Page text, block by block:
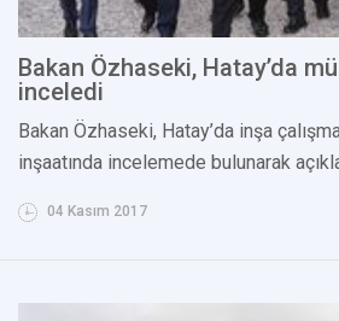
Bakan Özhaseki, Hatay’da
inceledi
Bakan Özhaseki, Hatay’da inşa
inşaatında incelemede bulunarak
04 Kasım 2017